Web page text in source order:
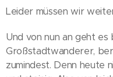
Leider müssen wir
Und von nun an geht
Großstadtwanderer,
zumindest. Denn heute